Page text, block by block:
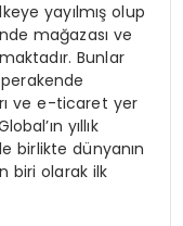
lkeye yayılmışolup
mağazası ve
ır. Bunlar
ıve e-ticaret yer
’ın yıllık
birlikte dünyanın
biri olarak ilk